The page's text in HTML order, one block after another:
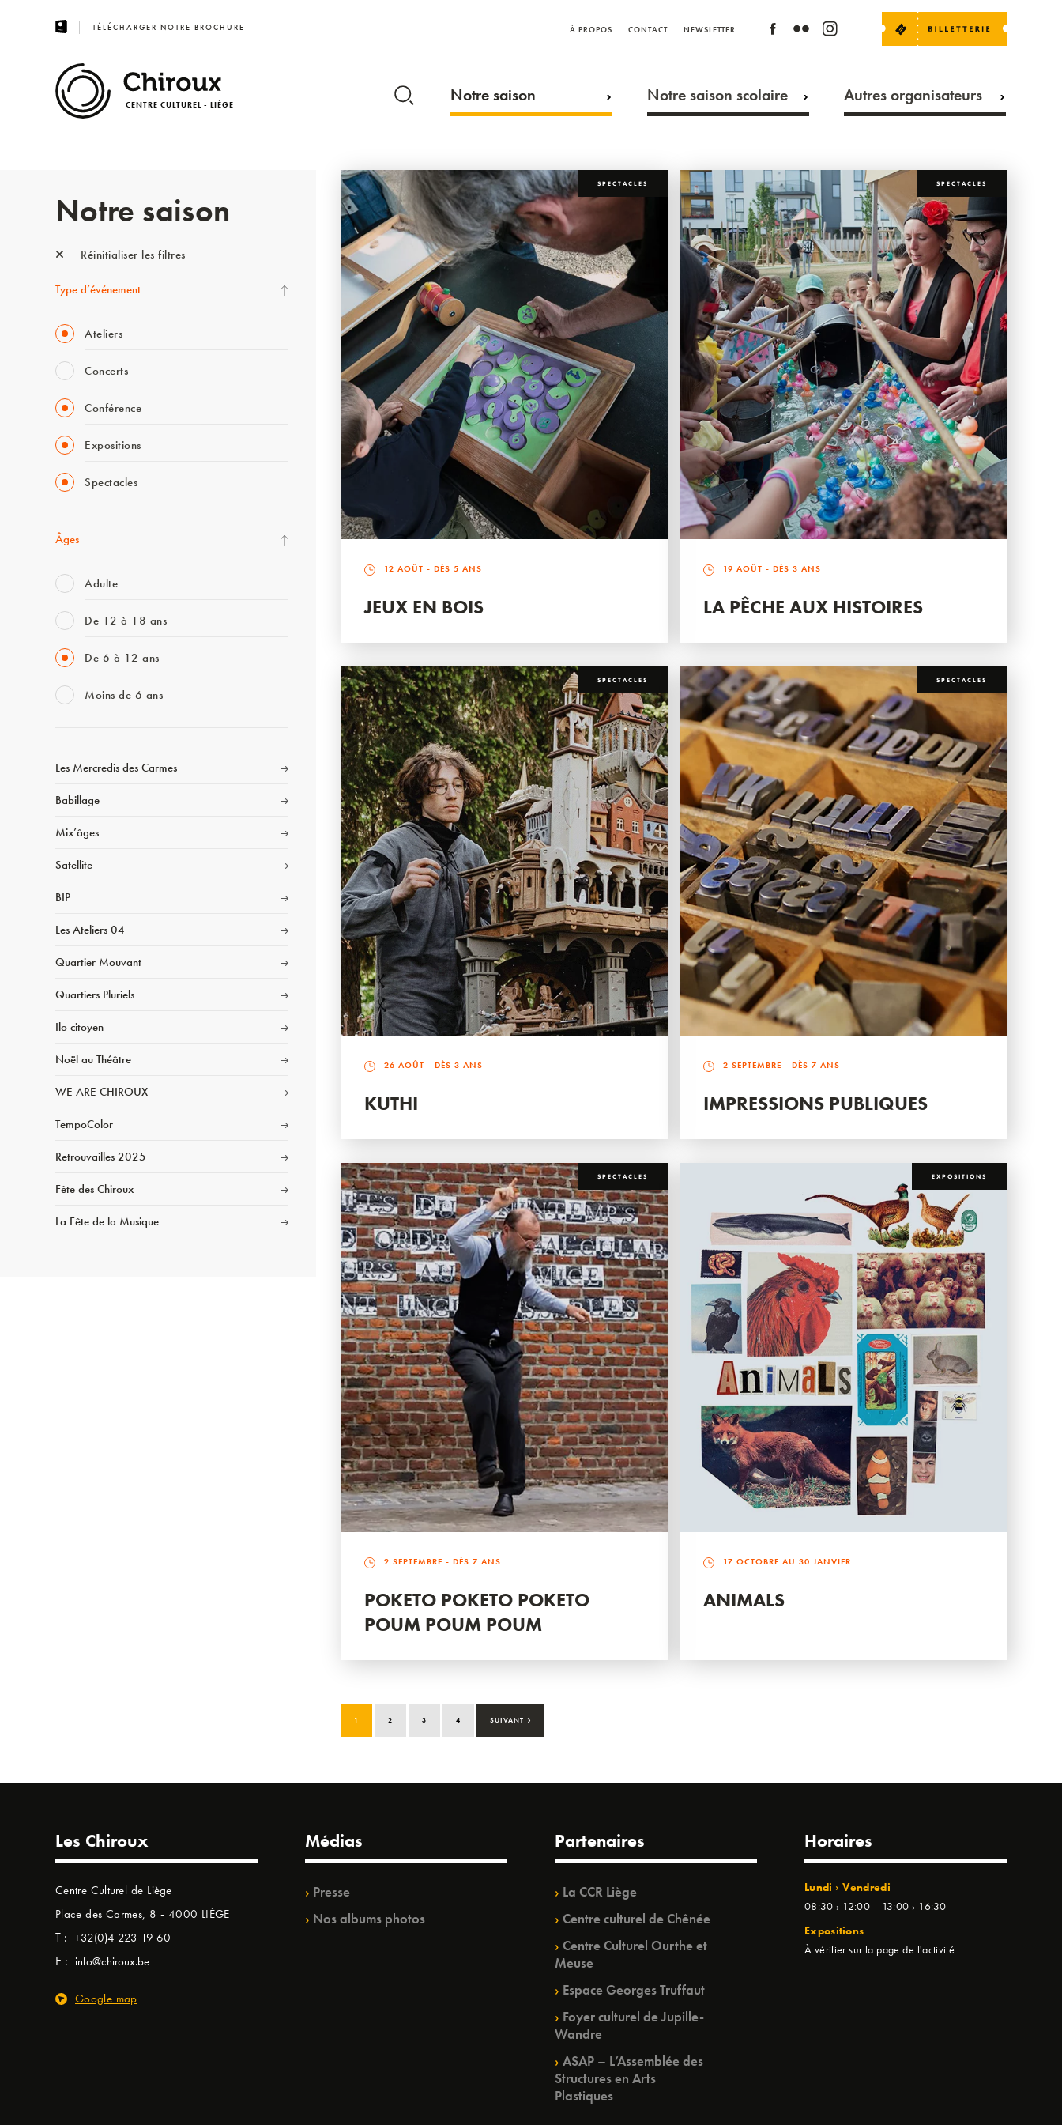
TÉLÉCHARGER NOTRE BROCHURE À PROPOS CONTACT NEWSLETTER
CENTRE CULTUREL - LIÈGE Notre saison Notre saison scolaire Autres organisateurs
Notre saison
Réinitialiser les filtres
Type d’événement
Ateliers
Concerts
Conférence
Expositions
Spectacles
Âges
Adulte
De 12 à 18 ans
De 6 à 12 ans
Moins de 6 ans
Les Mercredis des Carmes
Babillage
Mix’âges
Satellite
BIP
Les Ateliers 04
Quartier Mouvant
Quartiers Pluriels
Ilo citoyen
Noël au Théâtre
WE ARE CHIROUX
TempoColor
Retrouvailles 2025
Fête des Chiroux
La Fête de la Musique
SPECTACLES
12 AOÛT - DÈS 5 ANS
JEUX EN BOIS
SPECTACLES
19 AOÛT - DÈS 3 ANS
LA PÊCHE AUX HISTOIRES
SPECTACLES
26 AOÛT - DÈS 3 ANS
KUTHI
SPECTACLES
2 SEPTEMBRE - DÈS 7 ANS
IMPRESSIONS PUBLIQUES
SPECTACLES
2 SEPTEMBRE - DÈS 7 ANS
POKETO POKETO POKETO
POUM POUM POUM
EXPOSITIONS
17 OCTOBRE AU 30 JANVIER
ANIMALS
1 2 3 4 SUIVANT ›
Les Chiroux
Centre Culturel de Liège
Place des Carmes, 8 - 4000 LIÈGE
T : +32(0)4 223 19 60
E : info@chiroux.be
Google map
Médias
Presse
Nos albums photos
Partenaires
La CCR Liège
Centre culturel de Chênée
Centre Culturel Ourthe et
Meuse
Espace Georges Truffaut
Foyer culturel de Jupille-
Wandre
ASAP – L’Assemblée des
Structures en Arts
Plastiques
Horaires
Lundi › Vendredi
08:30 › 12:00 | 13:00 › 16:30
Expositions
À vérifier sur la page de l'activité